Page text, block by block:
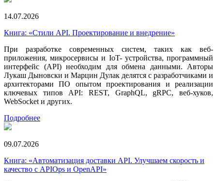
14.07.2026
Книга: «Стили API. Проектирование и внедрение»
При разработке современных систем, таких как веб-
приложения, микросервисы и IoT- устройства, программный
интерфейс (API) необходим для обмена данными. Авторы
Лукаш Дыновски и Марцин Дулак делятся с разработчиками и
архитекторами ПО опытом проектирования и реализации
ключевых типов API: REST, GraphQL, gRPC, веб-хуков,
WebSocket и других.
Подробнее
09.07.2026
Книга: «Автоматизация доставки API. Улучшаем скорость и
качество с APIOps и OpenAPI»